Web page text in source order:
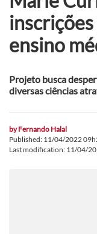
ensino
Projeto busca
diversas ciências
byFernando Halal
Published: 11/04/2022
Last modification: 11/04/